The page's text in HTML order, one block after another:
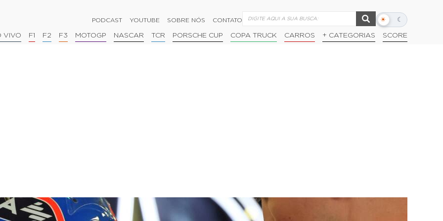
PODCAST YOUTUBE SOBRE NÓS CONTATO ☀ ☾
Alternar
escuro
VIVO F1 F2 F3 MOTOGP NASCAR TCR PORSCHE CUP COPA TRUCK CARROS + CATEGORIAS SCORE